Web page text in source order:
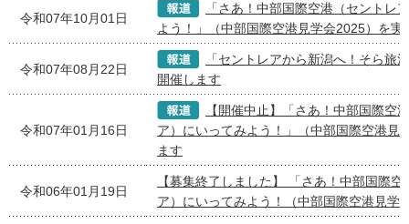
令和07年10月01日
「さあ！中部国際空港（セントレ
よう！」（中部国際空港見学会2025）を実
令和07年08月22日
「セントレアから新潟へ！そら旅
開催します
令和07年01月16日
【開催中止】「さあ！中部国際空
ア）にいってみよう！」（中部国際空港見
ます
令和06年01月19日
【募集終了しました】 「さあ！中部国際
ア）にいってみよう！（中部国際空港見学